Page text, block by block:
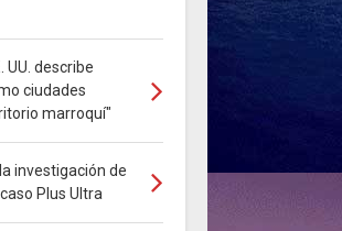
UU. describe
ciudades
marroquí"
investigación de
Plus Ultra